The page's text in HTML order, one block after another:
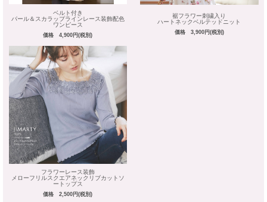
ベルト付き
パール＆スカラップラインレース装飾配色
ワンピース
価格 4,900円(税別)
裾フラワー刺繍入り
ハートネックベルテッドニット
価格 3,900円(税別)
フラワーレース装飾
メローフリルスクエアネックリブカットソ
ートップス
価格 2,500円(税別)